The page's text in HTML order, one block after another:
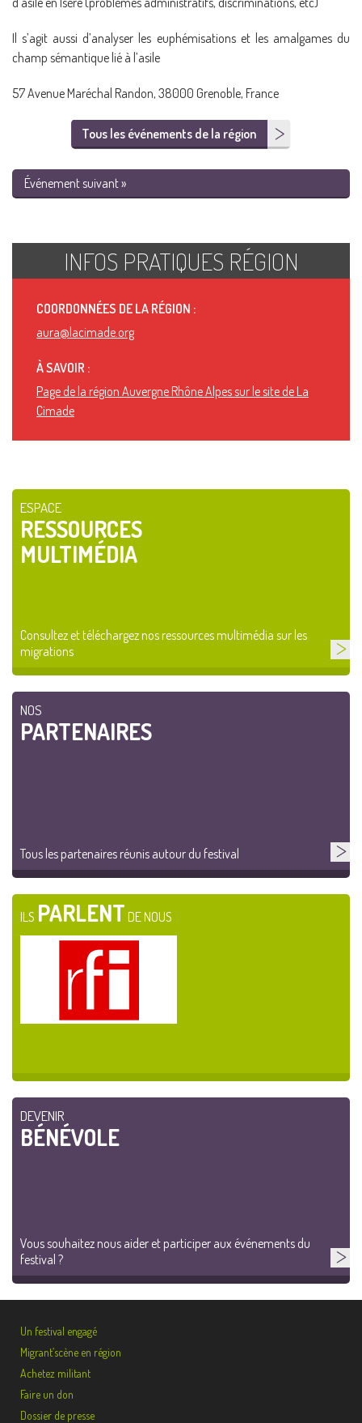
Il s’agit aussi d’analyser les euphémisations et les amalgames du
champ sémantique lié à l’asile
57 Avenue Maréchal Randon, 38000 Grenoble, France
Tous les événements de la région
Événement suivant »
INFOS PRATIQUES RÉGION
COORDONNÉES DE LA RÉGION :
aura@lacimade.org
À SAVOIR :
Page de la région Auvergne Rhône Alpes sur le site de La
Cimade
ESPACE
RESSOURCES
MULTIMÉDIA
Consultez et téléchargez nos ressources multimédia sur les
migrations
NOS
PARTENAIRES
Tous les partenaires réunis autour du festival
ILS PARLENT DE NOUS
DEVENIR
BÉNÉVOLE
Vous souhaitez nous aider et participer aux événements du
festival ?
Un festival engagé
Migrant’scène en région
Achetez militant
Faire un don
Dossier de presse